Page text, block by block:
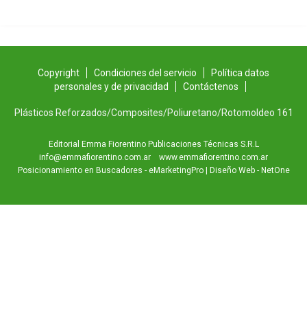
Copyright Condiciones del servicio
Política datos
personales y de privacidad
Contáctenos
Plásticos Reforzados/Composites/Poliuretano/Rotomoldeo 161
Editorial Emma Fiorentino Publicaciones Técnicas S.R.L
info@emmafiorentino.com.ar
www.emmafiorentino.com.ar
Posicionamiento en Buscadores - eMarketingPro| Diseño Web - NetOne